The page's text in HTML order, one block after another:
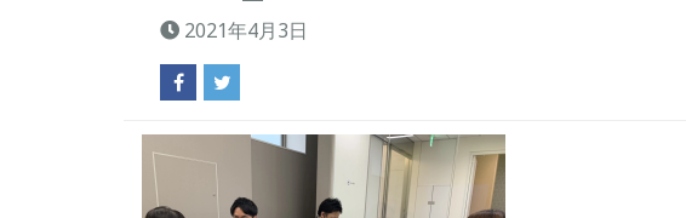
2021年4月3日